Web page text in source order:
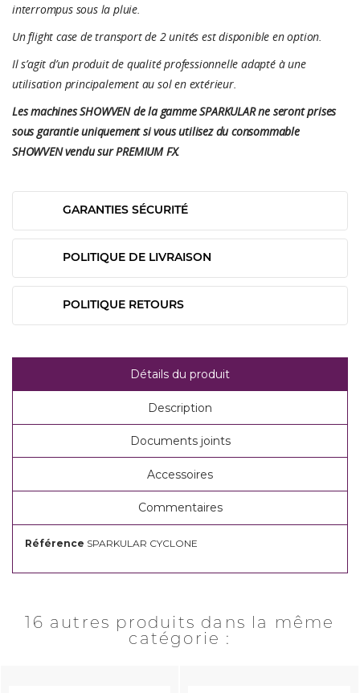
interrompus sous la pluie.
Un flight case de transport de 2 unités est disponible en option.
Il s’agit d’un produit de qualité professionnelle adapté à une
utilisation principalement au sol en extérieur.
Les machines SHOWVEN de la gamme SPARKULAR ne seront prises
sous garantie uniquement si vous utilisez du consommable
SHOWVEN vendu sur PREMIUM FX.
GARANTIES SÉCURITÉ
POLITIQUE DE LIVRAISON
POLITIQUE RETOURS
Détails du produit
Description
Documents joints
Accessoires
Commentaires
Référence SPARKULAR CYCLONE
16 autres produits dans la même
catégorie :